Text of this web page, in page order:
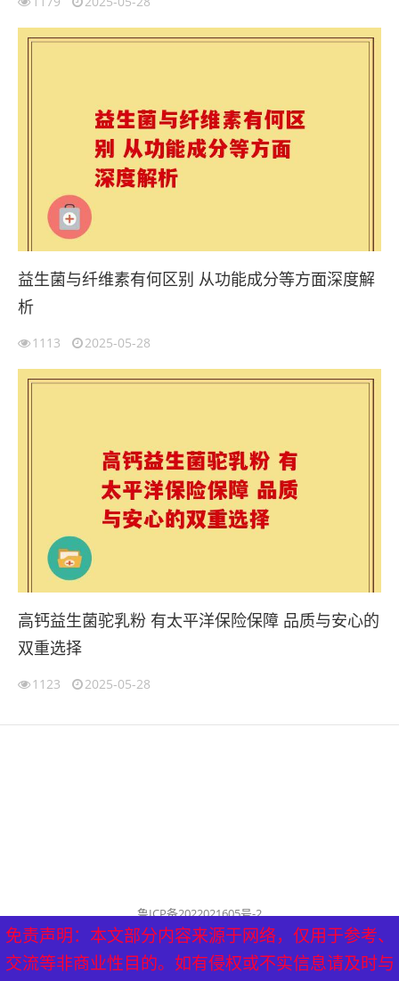
益生菌与纤维素有何区别 从功能成分等方面深度解
析
1113 2025-05-28
高钙益生菌驼乳粉 有太平洋保险保障 品质与安心的
双重选择
1123 2025-05-28
免责声明：本文部分内容来源于网络，仅用于参考、
交流等非商业性目的。如有侵权或不实信息请及时与
鲁ICP备2022021605号-2
公司名称：历城泰山健康管理中心
历城泰山健康管理中心 版权所有（删稿联系邮箱：
tyf8778@aliyun.com）
免责声明：本文部分内容来源于网络，仅用于参考、
交流等非商业性目的。如有侵权或不实信息请及时与